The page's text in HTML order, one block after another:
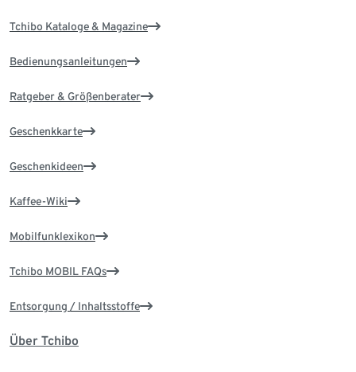
Tchibo Kataloge & Magazine
Bedienungsanleitungen
Ratgeber & Größenberater
Geschenkkarte
Geschenkideen
Kaffee-Wiki
Mobilfunklexikon
Tchibo MOBIL FAQs
Entsorgung / Inhaltsstoffe
Über Tchibo